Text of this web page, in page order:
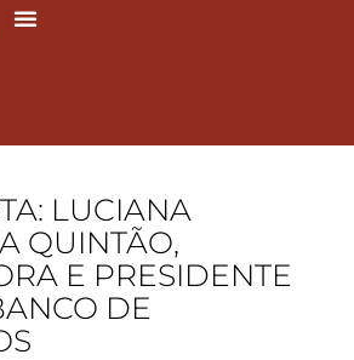
LUCIANA
QUINTÃO,
E PRESIDENTE
DE